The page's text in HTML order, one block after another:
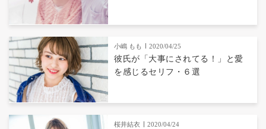
小嶋 もも 2020/04/25
彼氏が「大事にされてる！」と愛
を感じるセリフ・６選
桜井結衣 2020/04/24